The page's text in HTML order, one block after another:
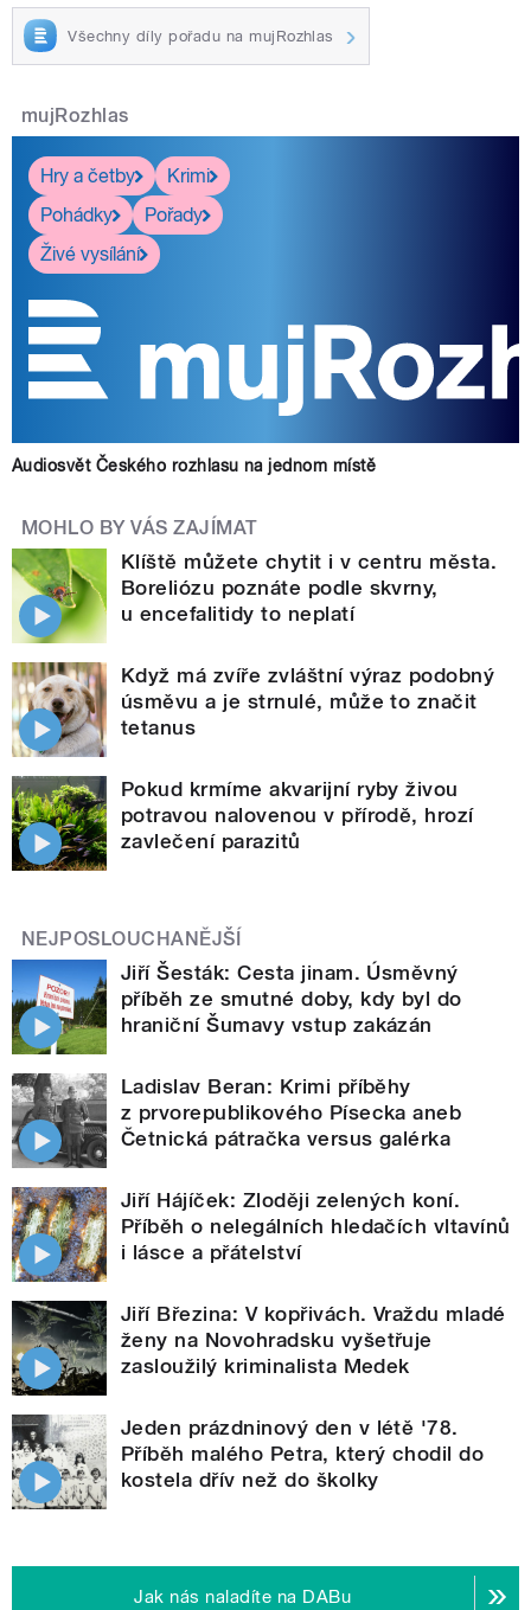
Všechny díly pořadu na mujRozhlas
mujRozhlas
Hry a četby
Krimi
Pohádky
Pořady
Živé vysílání
Audiosvět Českého rozhlasu na jednom místě
MOHLO BY VÁS ZAJÍMAT
Klíště můžete chytit i v centru města.
Boreliózu poznáte podle skvrny,
u encefalitidy to neplatí
Když má zvíře zvláštní výraz podobný
úsměvu a je strnulé, může to značit
tetanus
Pokud krmíme akvarijní ryby živou
potravou nalovenou v přírodě, hrozí
zavlečení parazitů
NEJPOSLOUCHANĚJŠÍ
Jiří Šesták: Cesta jinam. Úsměvný
příběh ze smutné doby, kdy byl do
hraniční Šumavy vstup zakázán
Ladislav Beran: Krimi příběhy
z prvorepublikového Písecka aneb
Četnická pátračka versus galérka
Jiří Hájíček: Zloději zelených koní.
Příběh o nelegálních hledačích vltavínů
i lásce a přátelství
Jiří Březina: V kopřivách. Vraždu mladé
ženy na Novohradsku vyšetřuje
zasloužilý kriminalista Medek
Jeden prázdninový den v létě '78.
Příběh malého Petra, který chodil do
kostela dřív než do školky
Jak nás naladíte na DABu